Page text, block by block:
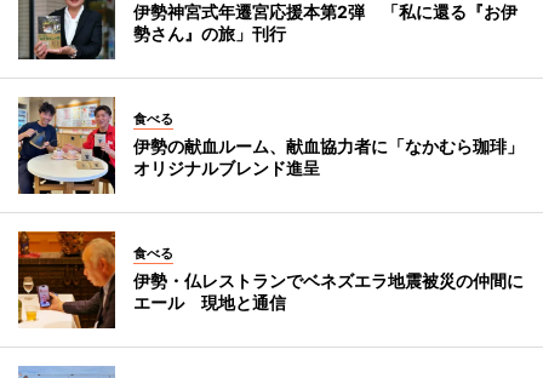
伊勢神宮式年遷宮応援本第2弾 「私に還る『お伊
勢さん』の旅」刊行
食べる
伊勢の献血ルーム、献血協力者に「なかむら珈琲」
オリジナルブレンド進呈
食べる
伊勢・仏レストランでベネズエラ地震被災の仲間に
エール 現地と通信